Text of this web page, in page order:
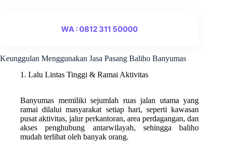
WA : 0812 311 50000
Keunggulan Menggunakan Jasa Pasang Baliho Banyumas
1. Lalu Lintas Tinggi & Ramai Aktivitas
Banyumas memiliki sejumlah ruas jalan utama yang
ramai dilalui masyarakat setiap hari, seperti kawasan
pusat aktivitas, jalur perkantoran, area perdagangan, dan
akses penghubung antarwilayah, sehingga baliho
mudah terlihat oleh banyak orang.